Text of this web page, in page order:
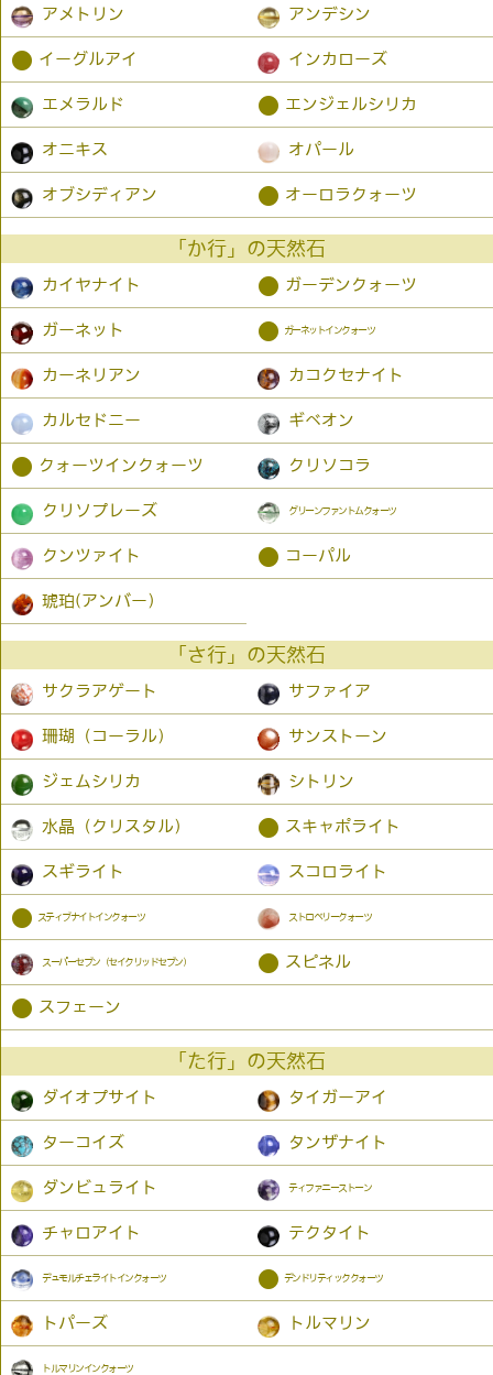
アメトリン アンデシン
● イーグルアイ インカローズ
エメラルド ● エンジェルシリカ
オニキス オパール
オブシディアン ● オーロラクォーツ
「か行」の天然石
カイヤナイト ● ガーデンクォーツ
ガーネット ● ガーネットインクォーツ
カーネリアン カコクセナイト
カルセドニー ギベオン
● クォーツインクォーツ クリソコラ
クリソプレーズ グリーンファントムクォーツ
クンツァイト ● コーパル
琥珀(アンバー）
「さ行」の天然石
サクラアゲート サファイア
珊瑚（コーラル） サンストーン
ジェムシリカ シトリン
水晶（クリスタル） ● スキャポライト
スギライト スコロライト
● スティブナイトインクォーツ ストロベリークォーツ
スーパーセブン（セイクリッドセブン） ● スピネル
● スフェーン
「た行」の天然石
ダイオプサイト タイガーアイ
ターコイズ タンザナイト
ダンビュライト ティファニーストーン
チャロアイト テクタイト
デュモルチェライトインクォーツ ● デンドリティッククォーツ
トパーズ トルマリン
トルマリンインクォーツ